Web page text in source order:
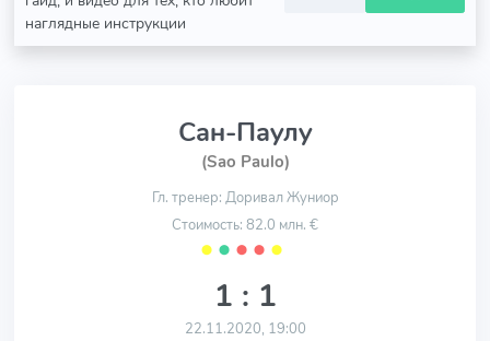
наглядные инструкции
Сан-Паулу
(Sao Paulo)
Гл. тренер: Доривал Жуниор
Стоимость: 82.0 млн. €
⬤ ⬤ ⬤ ⬤ ⬤
1 : 1
22.11.2020, 19:00